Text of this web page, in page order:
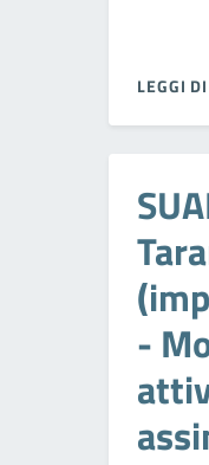
LEGGI
-